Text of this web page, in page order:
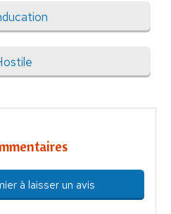
à laisser un avis